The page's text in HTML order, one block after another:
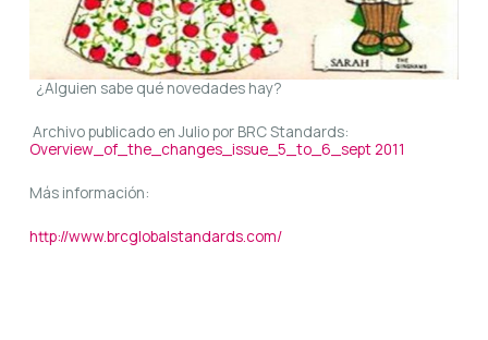
¿Alguien sabe qué novedades hay?
Archivo publicado en Julio por BRC Standards:
Overview_of_the_changes_issue_5_to_6_sept 2011
Más información:
http://www.brcglobalstandards.com/